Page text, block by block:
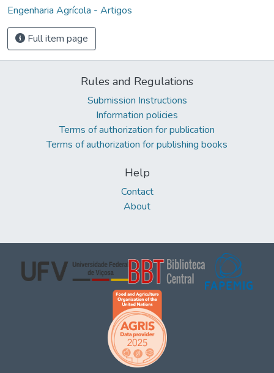
Engenharia Agrícola - Artigos
Full item page
Rules and Regulations
Submission Instructions
Information policies
Terms of authorization for publication
Terms of authorization for publishing books
Help
Contact
About